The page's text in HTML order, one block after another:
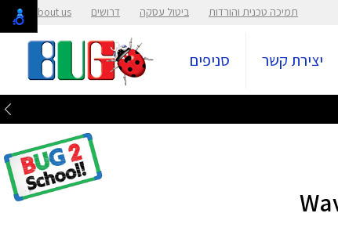
תמיכה טכנית והורדות ביטול עסקה דרושים About us
יצירת קשר סניפים